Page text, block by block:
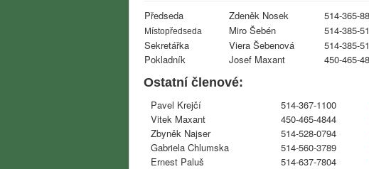
Předseda Zdeněk Nosek 514-365-
Místopředseda
Miro Šebén 514-385-
Sekretářka
Viera Šebenová 514-385-
Pokladník
Josef Maxant 450-465-
Ostatní členové:
Pavel Krejčí 514-367-1100
Vitek Maxant
450-465-4844
Zbyněk Najser
514-528-0794
Gabriela Chlumska
514-560-3789
Ernest Paluš
514-637-7804